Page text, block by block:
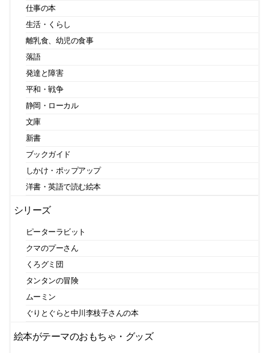
仕事の本
生活・くらし
離乳食、幼児の食事
落語
発達と障害
平和・戦争
静岡・ローカル
文庫
新書
ブックガイド
しかけ・ポップアップ
洋書・英語で読む絵本
シリーズ
ピーターラビット
クマのプーさん
くろグミ団
タンタンの冒険
ムーミン
ぐりとぐらと中川李枝子さんの本
絵本がテーマのおもちゃ・グッズ